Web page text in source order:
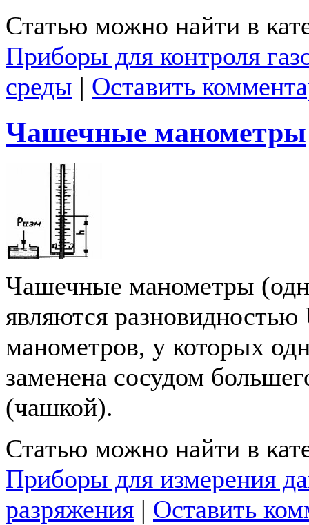
Статью можно найти в
Приборы для контроля
среды | Оставить
Чашечные манометры
Чашечные манометры
являются
манометров, у которых
заменена сосудом
(чашкой).
Статью можно найти в
Приборы для измерения
разряжения | Оставить